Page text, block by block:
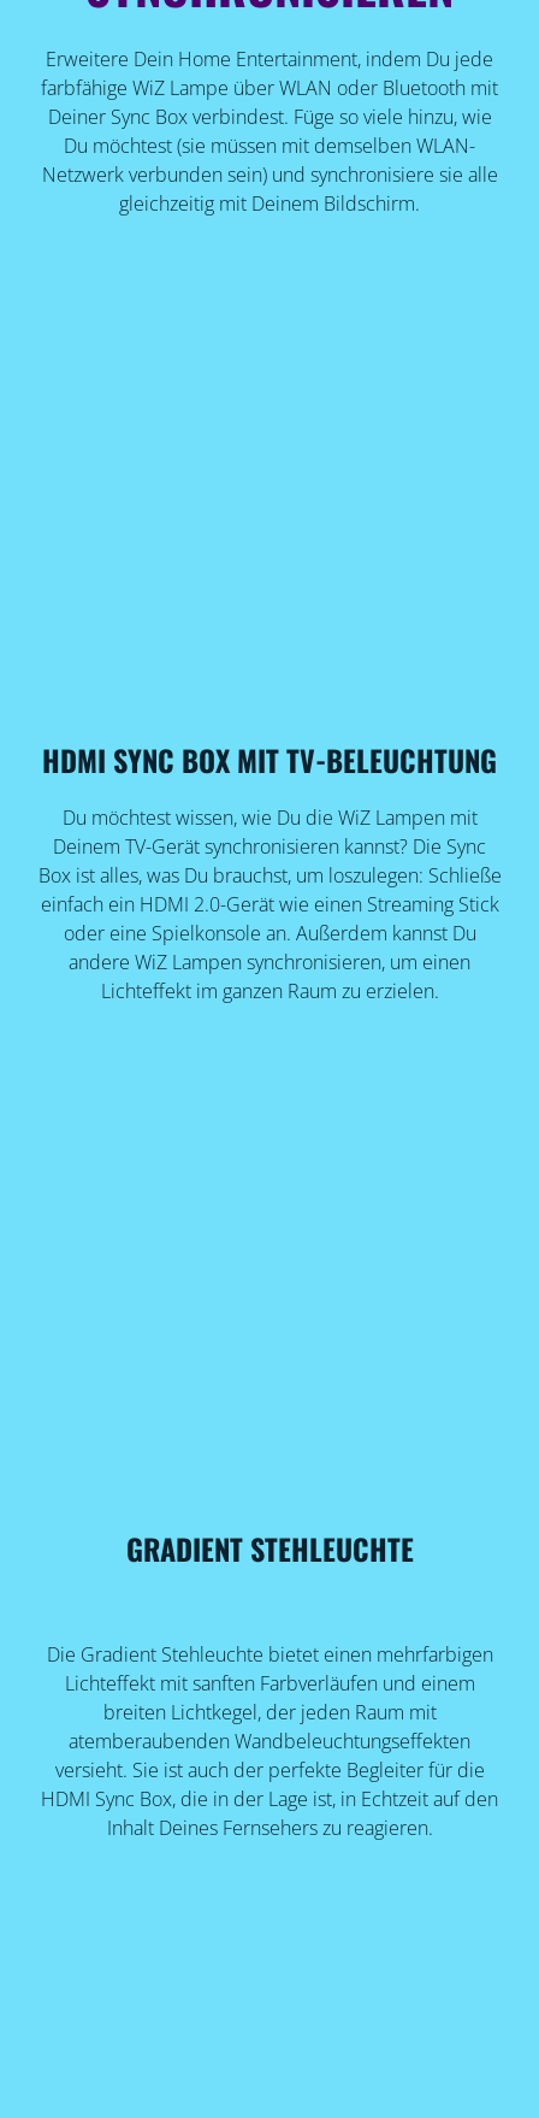
Erweitere Dein Home Entertainment, indem Du jede
farbfähige WiZ Lampe über WLAN oder Bluetooth mit
Deiner Sync Box verbindest. Füge so viele hinzu, wie
Du möchtest (sie müssen mit demselben WLAN-
Netzwerk verbunden sein) und synchronisiere sie alle
gleichzeitig mit Deinem Bildschirm.
HDMI SYNC BOX MIT TV-BELEUCHTUNG
Du möchtest wissen, wie Du die WiZ Lampen mit
Deinem TV-Gerät synchronisieren kannst? Die Sync
Box ist alles, was Du brauchst, um loszulegen: Schließe
einfach ein HDMI 2.0-Gerät wie einen Streaming Stick
oder eine Spielkonsole an. Außerdem kannst Du
andere WiZ Lampen synchronisieren, um einen
Lichteffekt im ganzen Raum zu erzielen.
GRADIENT STEHLEUCHTE
Die Gradient Stehleuchte bietet einen mehrfarbigen
Lichteffekt mit sanften Farbverläufen und einem
breiten Lichtkegel, der jeden Raum mit
atemberaubenden Wandbeleuchtungseffekten
versieht. Sie ist auch der perfekte Begleiter für die
HDMI Sync Box, die in der Lage ist, in Echtzeit auf den
Inhalt Deines Fernsehers zu reagieren.